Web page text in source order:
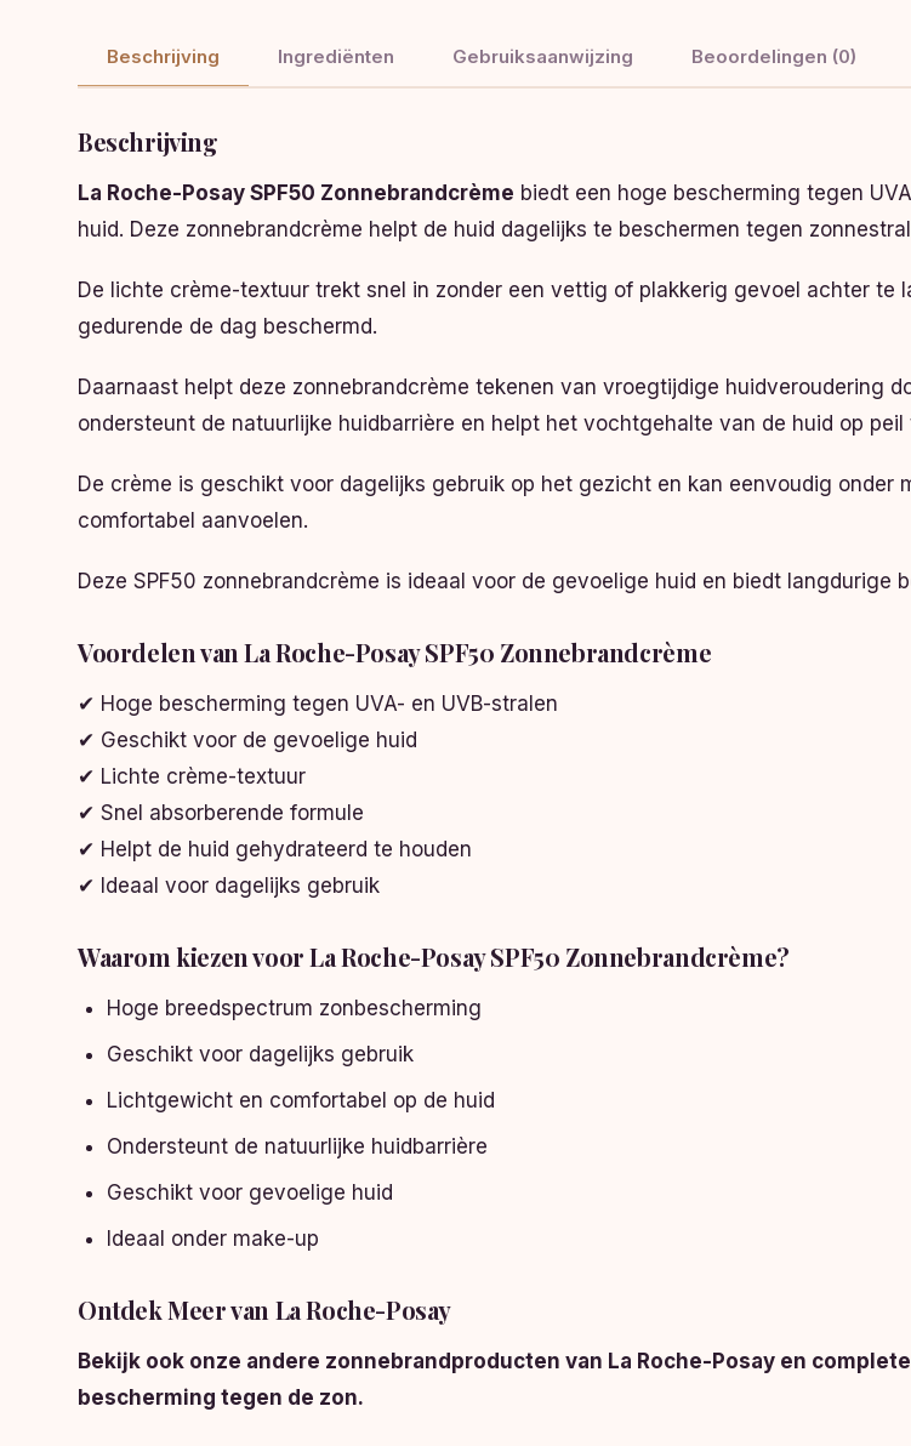
Beschrijving Ingrediënten Gebruiksaanwijzing Beoordelingen (0)
Beschrijving
La Roche-Posay SPF50 Zonnebrandcrème biedt een hoge bescherming tegen
huid. Deze zonnebrandcrème helpt de huid dagelijks te beschermen tegen
De lichte crème-textuur trekt snel in zonder een vettig of plakkerig gevoel achter te
gedurende de dag beschermd.
Daarnaast helpt deze zonnebrandcrème tekenen van vroegtijdige huidveroudering
ondersteunt de natuurlijke huidbarrière en helpt het vochtgehalte van de huid op peil
De crème is geschikt voor dagelijks gebruik op het gezicht en kan eenvoudig onder
comfortabel aanvoelen.
Deze SPF50 zonnebrandcrème is ideaal voor de gevoelige huid en biedt langdurige
Voordelen van La Roche-Posay SPF50 Zonnebrandcrème
✔ Hoge bescherming tegen UVA- en UVB-stralen
✔ Geschikt voor de gevoelige huid
✔ Lichte crème-textuur
✔ Snel absorberende formule
✔ Helpt de huid gehydrateerd te houden
✔ Ideaal voor dagelijks gebruik
Waarom kiezen voor La Roche-Posay SPF50 Zonnebrandcrème?
Hoge breedspectrum zonbescherming
Geschikt voor dagelijks gebruik
Lichtgewicht en comfortabel op de huid
Ondersteunt de natuurlijke huidbarrière
Geschikt voor gevoelige huid
Ideaal onder make-up
Ontdek Meer van La Roche-Posay
Bekijk ook onze andere zonnebrandproducten van La Roche-Posay en
bescherming tegen de zon.